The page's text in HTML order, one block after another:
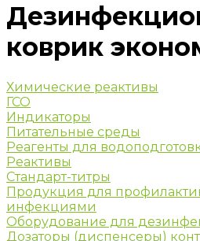
коврик
Химические реактивы
ГСО
Индикаторы
Питательные среды
Реагенты для
Реактивы
Стандарт-титры
Продукция для
инфекциями
Оборудование для
Дозаторы (диспенсеры)